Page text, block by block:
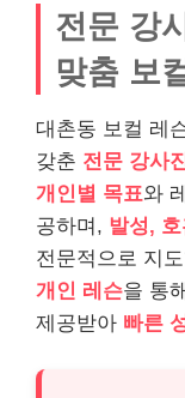
전문 강
맞춤 보
대촌동 보컬 레
갖춘 전문 강사
개인별 목표와
공하며, 발성,
전문적으로 지
개인 레슨을 통해
제공받아 빠른